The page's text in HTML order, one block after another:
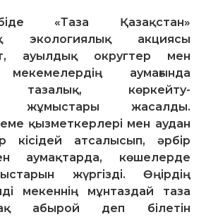
«Таза Қазақстан»
экологиялық акциясы
ауылдық округтер мен
мекемелердің аумағында
тазалық, көркейту-
жұмыстары жасалды.
қызметкерлері мен аудан
кісідей атсалысып, әрбір
аумақтарда, көшелерде
жүргізді. Өңірдің
мекеннің мұнтаздай таза
абырой деп білетін